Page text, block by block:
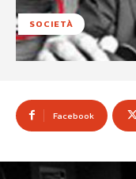
SOCIETÀ
Facebook